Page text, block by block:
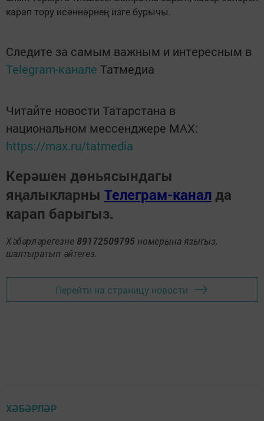
карап тору исәннәрнең изге бурычы.
Следите за самым важным и интересным в
Telegram-канале Татмедиа
Читайте новости Татарстана в
национальном мессенджере MАХ:
https://max.ru/tatmedia
Керәшен дөньясындагы
яңалыкларны Телеграм-канал да
карап барыгыз.
Хәбәрләрегезне 89172509795 номерына языгыз,
шалтыратып әйтегез.
Перейти на страницу новости
ХӘБӘРЛӘР